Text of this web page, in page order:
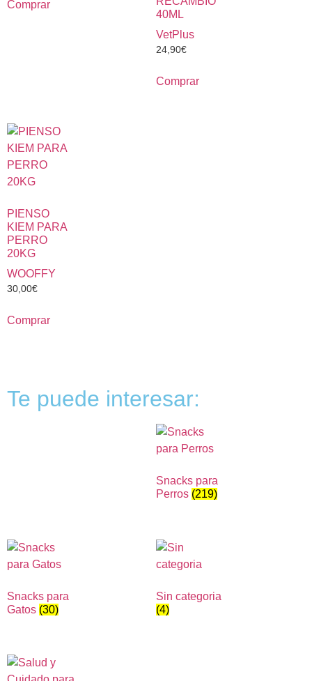
Comprar
40ML
VetPlus
24,90€
Comprar
PIENSO
KIEM PARA
PERRO
20KG
WOOFFY
30,00€
Comprar
Te puede interesar:
Snacks para
Perros (219)
Snacks para
Gatos (30)
Sin categoria
(4)